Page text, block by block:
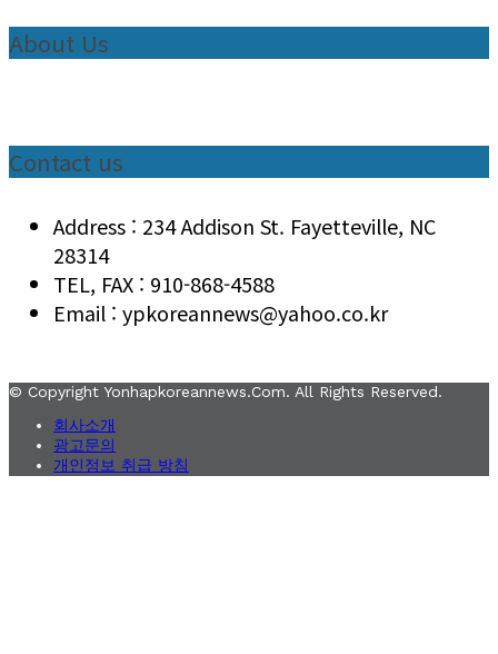
About Us
Contact us
Address : 234 Addison St. Fayetteville, NC
28314
TEL, FAX : 910-868-4588
Email : ypkoreannews@yahoo.co.kr
© Copyright Yonhapkoreannews.com. All Rights Reserved.
회사소개
광고문의
개인정보 취급 방침